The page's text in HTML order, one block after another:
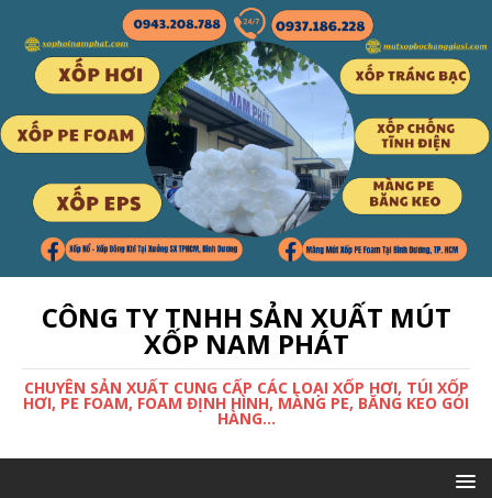
CÔNG TY TNHH SẢN XUẤT MÚT
XỐP NAM PHÁT
CHUYÊN SẢN XUẤT CUNG CẤP CÁC LOẠI XỐP HƠI, TÚI XỐP
HƠI, PE FOAM, FOAM ĐỊNH HÌNH, MÀNG PE, BĂNG KEO GÓI
HÀNG...